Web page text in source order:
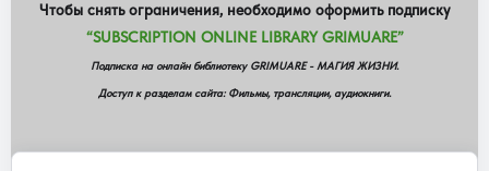
Чтобы снять ограничения, необходимо оформить подписку
“SUBSCRIPTION ONLINE LIBRARY GRIMUARE”
Подписка на онлайн библиотеку GRIMUARE - МАГИЯ ЖИЗНИ.
Доступ к разделам сайта: Фильмы, трансляции, аудиокниги.